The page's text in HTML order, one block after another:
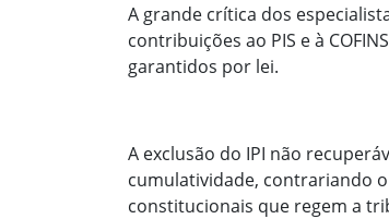
A grande crítica dos
contribuições ao PIS e à
garantidos por lei.
A exclusão do IPI não
cumulatividade, contrariando
constitucionais que regem a